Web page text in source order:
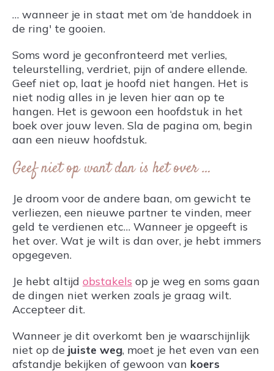
… wanneer je in staat met om ‘de handdoek in
de ring' te gooien.
Soms word je geconfronteerd met verlies,
teleurstelling, verdriet, pijn of andere ellende.
Geef niet op, laat je hoofd niet hangen. Het is
niet nodig alles in je leven hier aan op te
hangen. Het is gewoon een hoofdstuk in het
boek over jouw leven. Sla de pagina om, begin
aan een nieuw hoofdstuk.
Geef niet op want dan is het over …
Je droom voor de andere baan, om gewicht te
verliezen, een nieuwe partner te vinden, meer
geld te verdienen etc… Wanneer je opgeeft is
het over. Wat je wilt is dan over, je hebt immers
opgegeven.
Je hebt altijd obstakels op je weg en soms gaan
de dingen niet werken zoals je graag wilt.
Accepteer dit.
Wanneer je dit overkomt ben je waarschijnlijk
niet op de juiste weg, moet je het even van een
afstandje bekijken of gewoon van koers